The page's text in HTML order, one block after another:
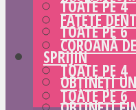
TOATE PE 4
TOATE PE 6
SPRIJIN
OBȚINEȚI
FAȚETE
COROANĂ
TOATE PE 4
TOATE PE 6